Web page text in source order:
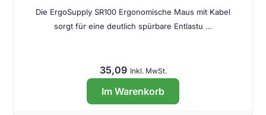
Die ErgoSupply SR100 Ergonomische Maus mit Kabel
sorgt für eine deutlich spürbare Entlastu …
35,09 Inkl. MwSt.
Im Warenkorb